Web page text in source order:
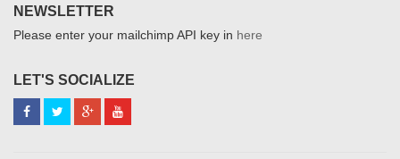
NEWSLETTER
Please enter your mailchimp API key in here
LET'S SOCIALIZE